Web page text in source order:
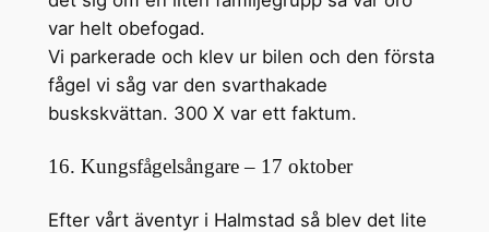
var helt obefogad.
Vi parkerade och klev ur bilen och den första
fågel vi såg var den svarthakade
buskskvättan. 300 X var ett faktum.
16. Kungsfågelsångare – 17 oktober
Efter vårt äventyr i Halmstad så blev det lite